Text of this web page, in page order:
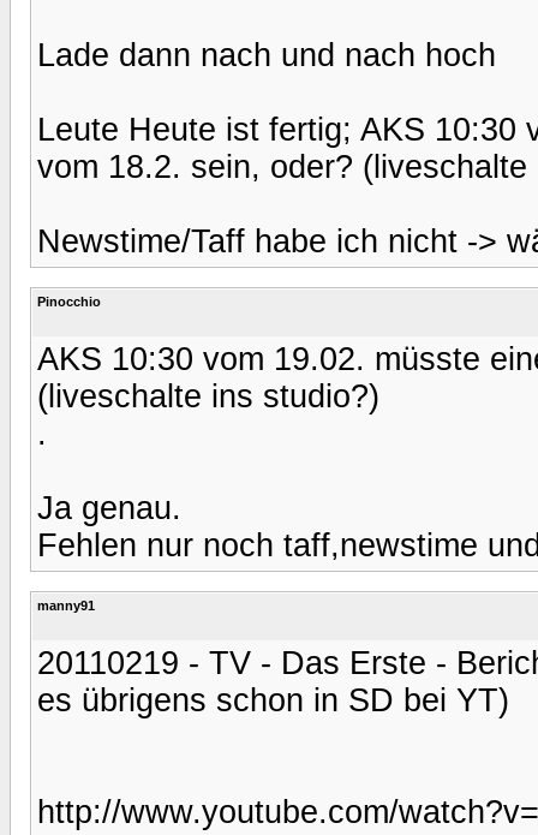
Lade dann nach und nach hoch
Leute Heute ist fertig; AKS 10:30
vom 18.2. sein, oder? (liveschalte
Newstime/Taff habe ich nicht ->
Pinocchio
AKS 10:30 vom 19.02. müsste
(liveschalte ins studio?)
.
Ja genau.
Fehlen nur noch taff,newstime
manny91
20110219 - TV - Das Erste -
es übrigens schon in SD bei YT)
http://www.youtube.com/